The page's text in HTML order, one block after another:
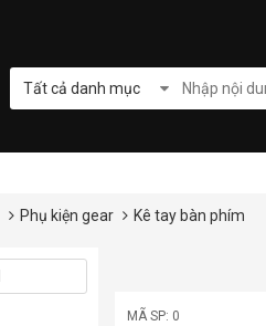
Tất cả danh mục
Phụ kiện gear Kê tay bàn phím
MÃ SP: 0